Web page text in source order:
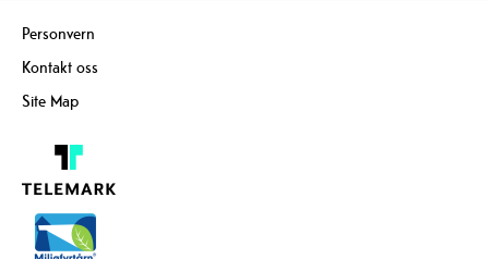
Personvern
Kontakt oss
Site Map